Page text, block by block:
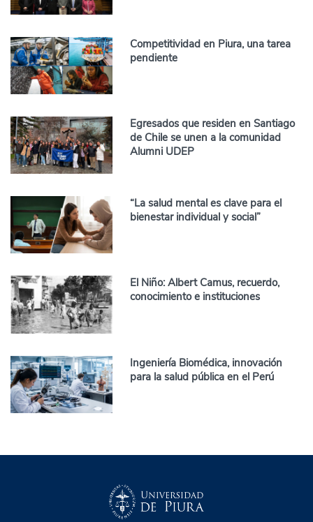
Competitividad en Piura, una tarea
pendiente
Egresados que residen en Santiago
de Chile se unen a la comunidad
Alumni UDEP
“La salud mental es clave para el
bienestar individual y social”
El Niño: Albert Camus, recuerdo,
conocimiento e instituciones
Ingeniería Biomédica, innovación
para la salud pública en el Perú